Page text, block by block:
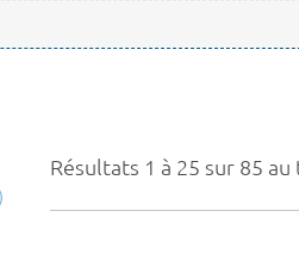
Résultats 1 à 25 sur 85